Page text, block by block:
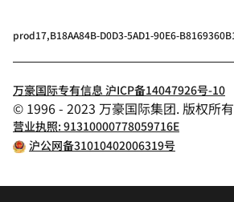
prod17,B18AA84B-D0D3-5AD1-90E6-
万豪国际专有信息 沪ICP备14047926号-10
© 1996 - 2023 万豪国际集团. 版权所有
营业执照: 91310000778059716E
沪公网备31010402006319号